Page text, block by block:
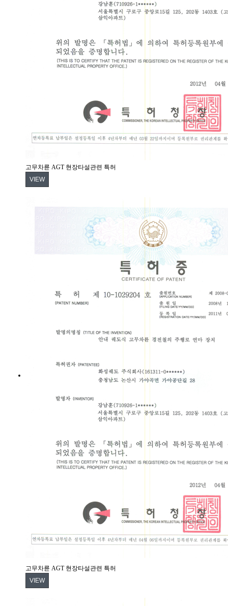
고무차륜 AGT 현장타설관련 특허
VIEW
고무차륜 AGT 현장타설관련 특허
VIEW